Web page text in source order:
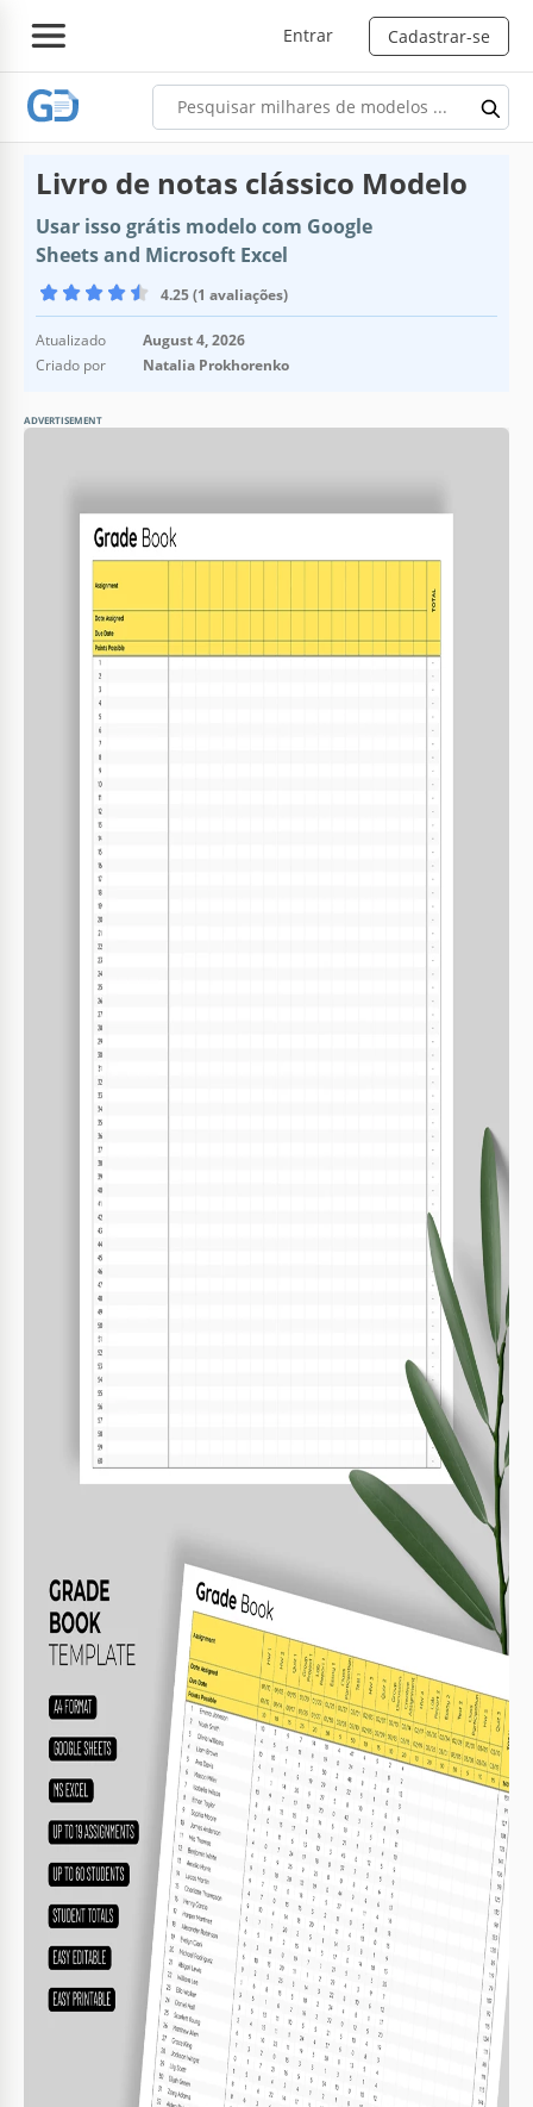
Entrar Cadastrar-se
Livro de notas clássico Modelo
Usar isso grátis modelo com Google
Sheets and Microsoft Excel
4.25 (1 avaliações)
Atualizado
August 4, 2026
Criado por
Natalia Prokhorenko
ADVERTISEMENT